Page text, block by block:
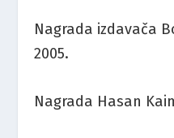
Nagrada izdavača
2005.
Nagrada Hasan